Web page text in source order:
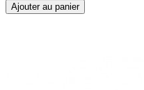
Ajouter au panier